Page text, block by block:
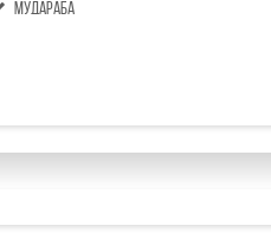
мудараба